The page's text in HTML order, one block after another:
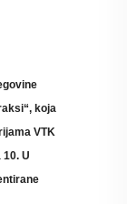
koja
VTK
U